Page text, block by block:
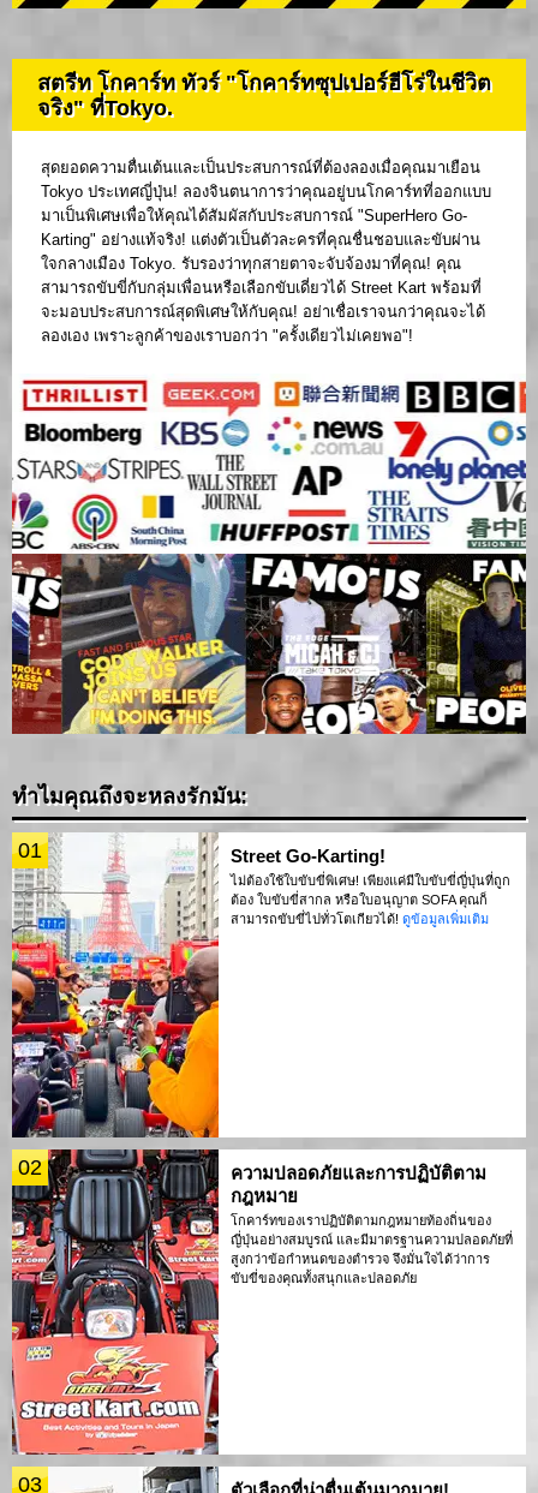
สตรีท โกคาร์ท ทัวร์ "โกคาร์ทซุปเปอร์ฮีโร่ในชีวิต
จริง" ที่Tokyo.
สุดยอดความตื่นเต้นและเป็นประสบการณ์ที่ต้องลองเมื่อคุณมาเยือน
Tokyo ประเทศญี่ปุ่น! ลองจินตนาการว่าคุณอยู่บนโกคาร์ทที่ออกแบบ
มาเป็นพิเศษเพื่อให้คุณได้สัมผัสกับประสบการณ์ "SuperHero Go-
Karting" อย่างแท้จริง! แต่งตัวเป็นตัวละครที่คุณชื่นชอบและขับผ่าน
ใจกลางเมือง Tokyo. รับรองว่าทุกสายตาจะจับจ้องมาที่คุณ! คุณ
สามารถขับขี่กับกลุ่มเพื่อนหรือเลือกขับเดี่ยวได้ Street Kart พร้อมที่
จะมอบประสบการณ์สุดพิเศษให้กับคุณ! อย่าเชื่อเราจนกว่าคุณจะได้
ลองเอง เพราะลูกค้าของเราบอกว่า "ครั้งเดียวไม่เคยพอ"!
ทำไมคุณถึงจะหลงรักมัน:
01 Street Go-Karting!
ไม่ต้องใช้ใบขับขี่พิเศษ! เพียงแค่มีใบขับขี่ญี่ปุ่นที่ถูก
ต้อง ใบขับขี่สากล หรือใบอนุญาต SOFA คุณก็
สามารถขับขี่ไปทั่วโตเกียวได้! ดูข้อมูลเพิ่มเติม
02
ความปลอดภัยและการปฏิบัติตาม
กฎหมาย
โกคาร์ทของเราปฏิบัติตามกฎหมายท้องถิ่นของ
ญี่ปุ่นอย่างสมบูรณ์ และมีมาตรฐานความปลอดภัยที่
สูงกว่าข้อกำหนดของตำรวจ จึงมั่นใจได้ว่าการ
ขับขี่ของคุณทั้งสนุกและปลอดภัย
03